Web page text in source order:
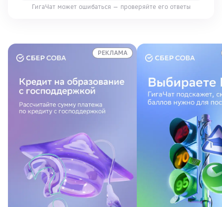
ГигаЧат может ошибаться — проверяйте его ответы
РЕКЛАМА